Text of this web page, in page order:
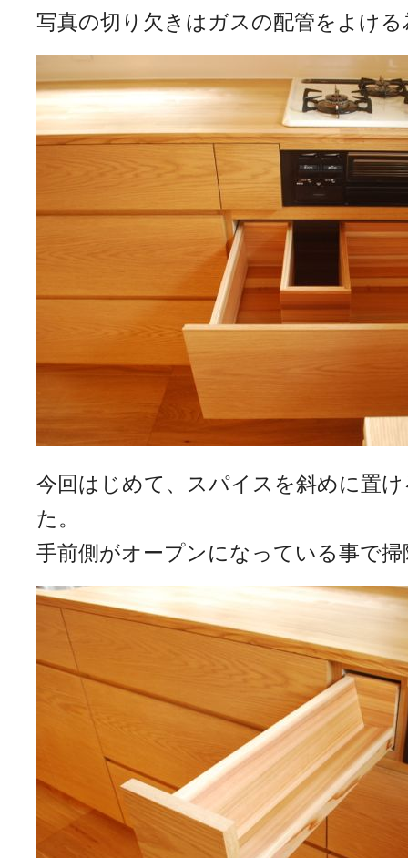
写真の切り欠きはガスの配管をよけ
今回はじめて、スパイスを斜めに置
た。
手前側がオープンになっている事で